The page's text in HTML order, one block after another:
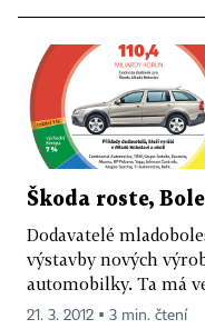
Škoda roste,
Dodavatelé
výstavby nových
automobilky. Ta má
21. 3. 2012 ▪ 3 min. čtení